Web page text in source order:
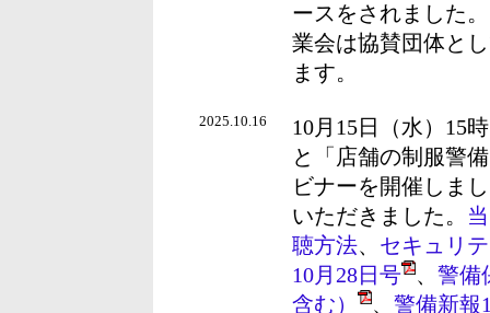
ースをされました。
業会は協賛団体と
ます。
2025.10.16
10月15日（水）15
と「店舗の制服警
ビナーを開催しま
いただきました。
聴方法、 セキュリ
10月28日号
、 警備
含む）
、 警備新報